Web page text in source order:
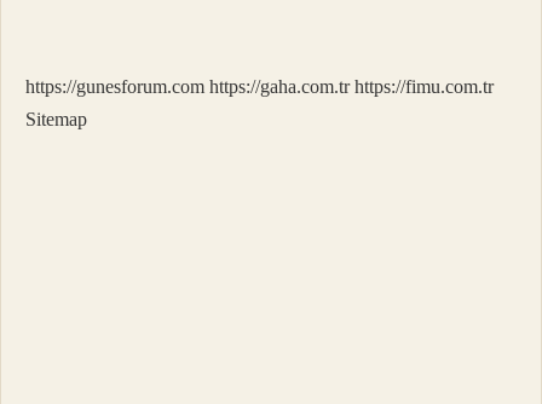
https://gunesforum.com https://gaha.com.tr https://fimu.com.tr
Sitemap